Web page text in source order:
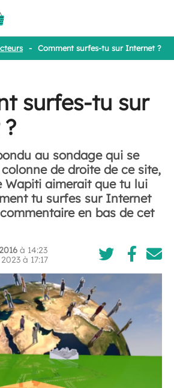
- Comment surfes-tu sur Internet ?
surfes-tu sur
au sondage qui se
de droite de ce site,
Wapiti aimerait que tu lui
tu surfes sur Internet
en bas de cet
à 14:23
à 17:17